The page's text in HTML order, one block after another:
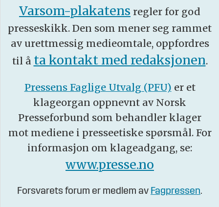
Varsom-plakatens regler for god
presseskikk. Den som mener seg rammet
av urettmessig medieomtale, oppfordres
til å ta kontakt med redaksjonen.
Pressens Faglige Utvalg (PFU) er et
klageorgan oppnevnt av Norsk
Presseforbund som behandler klager
mot mediene i presseetiske spørsmål. For
informasjon om klageadgang, se:
www.presse.no
Forsvarets forum er medlem av Fagpressen.